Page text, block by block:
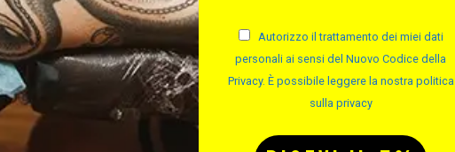
-50% -50%
Autorizzo il trattamento dei miei dati
personali ai sensi del Nuovo Codice della
Privacy. È possibile leggere la nostra politica
sulla privacy